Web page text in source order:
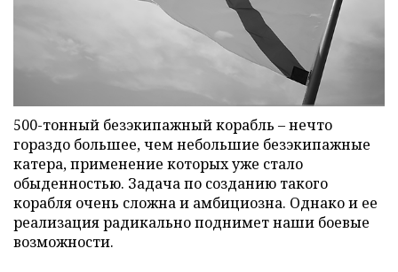
500-тонный безэкипажный корабль – нечто
гораздо большее, чем небольшие безэкипажные
катера, применение которых уже стало
обыденностью. Задача по созданию такого
корабля очень сложна и амбициозна. Однако и ее
реализация радикально поднимет наши боевые
возможности.